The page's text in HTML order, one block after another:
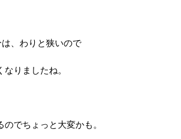
、わりと狭いので
りましたね。
でちょっと大変かも。